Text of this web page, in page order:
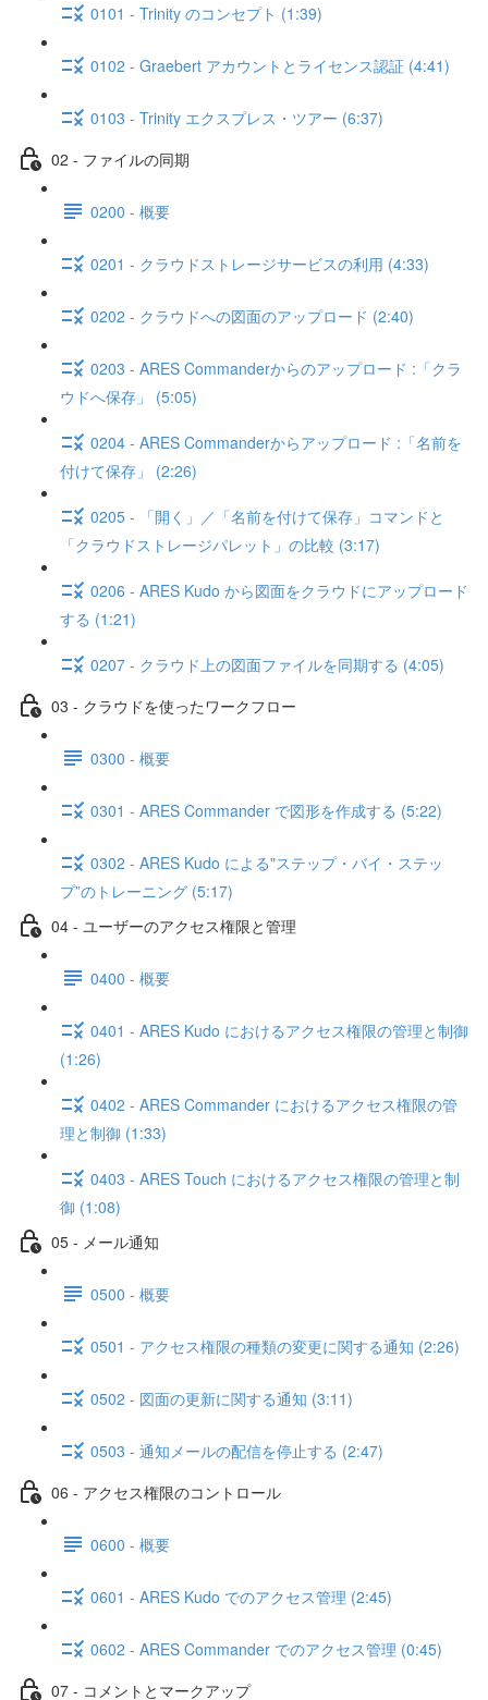
0101 - Trinity のコンセプト (1:39)
0102 - Graebert アカウントとライセンス認証 (4:41)
0103 - Trinity エクスプレス・ツアー (6:37)
02 - ファイルの同期
0200 - 概要
0201 - クラウドストレージサービスの利用 (4:33)
0202 - クラウドへの図面のアップロード (2:40)
0203 - ARES Commanderからのアップロード :「クラ
ウドへ保存」 (5:05)
0204 - ARES Commanderからアップロード :「名前を
付けて保存」 (2:26)
0205 - 「開く」／「名前を付けて保存」コマンドと
「クラウドストレージパレット」の比較 (3:17)
0206 - ARES Kudo から図面をクラウドにアップロード
する (1:21)
0207 - クラウド上の図面ファイルを同期する (4:05)
03 - クラウドを使ったワークフロー
0300 - 概要
0301 - ARES Commander で図形を作成する (5:22)
0302 - ARES Kudo による"ステップ・バイ・ステッ
プ”のトレーニング (5:17)
04 - ユーザーのアクセス権限と管理
0400 - 概要
0401 - ARES Kudo におけるアクセス権限の管理と制御
(1:26)
0402 - ARES Commander におけるアクセス権限の管
理と制御 (1:33)
0403 - ARES Touch におけるアクセス権限の管理と制
御 (1:08)
05 - メール通知
0500 - 概要
0501 - アクセス権限の種類の変更に関する通知 (2:26)
0502 - 図面の更新に関する通知 (3:11)
0503 - 通知メールの配信を停止する (2:47)
06 - アクセス権限のコントロール
0600 - 概要
0601 - ARES Kudo でのアクセス管理 (2:45)
0602 - ARES Commander でのアクセス管理 (0:45)
07 - コメントとマークアップ